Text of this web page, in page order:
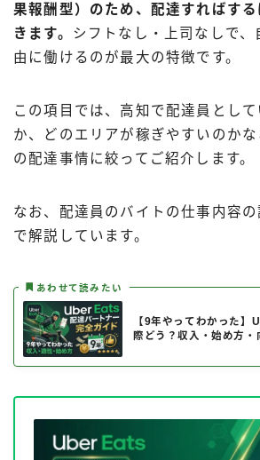
果報酬型）のため、配達すればす
きます。 シフトなし・上司なしで、
由に働けるのが最大の特徴です。
この項目では、高知で配達員とし
か、どのエリアが稼ぎやすいのか
の配達事情に絞ってご紹介します。
なお、配達員のバイトの仕事内容
で解説しています。
あわせて読みたい
【9年やってわかった
際どう？収入・始め方・